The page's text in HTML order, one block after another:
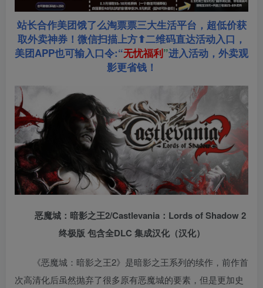
站长合作美团饿了么淘票票三大生活平台，超低价获
取外卖神券！微信扫描上方⬆二维码直达活动入口，
美团APP也可输入口令:“无忧福利”进入活动，外卖观
影更省钱！
恶魔城：暗影之王2/Castlevania：Lords of Shadow 2
终极版 包含全DLC 集成汉化（汉化）
《恶魔城：暗影之王2》是暗影之王系列的续作，前作首
次高清化后虽然抛弃了很多原有恶魔城的要素，但是更加史